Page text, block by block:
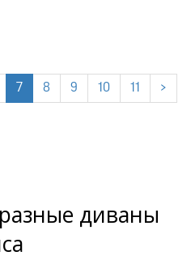
7 8 9 10 11 >
диваны